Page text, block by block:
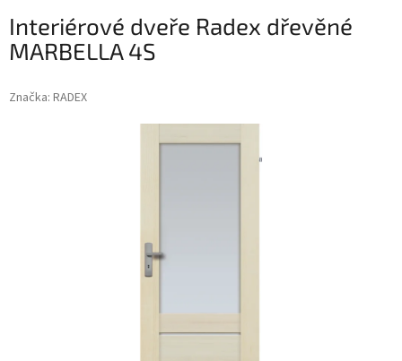
Interiérové dveře Radex dřevěné
MARBELLA 4S
Značka: RADEX